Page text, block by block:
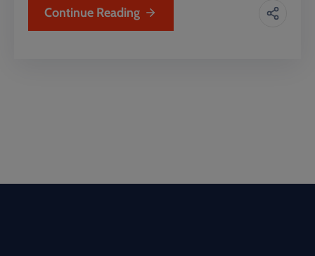
Continue Reading